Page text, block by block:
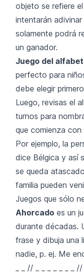
objeto se refiere
intentarán
solamente podrá
un ganador.
Juego del
perfecto para
debe elegir
Luego, revisas el
turnos para
que comienza
Por ejemplo, la
dice Bélgica y así
se queda
familia pueden
Juegos que sólo
Ahorcado es un
durante décadas.
frase y dibuja una
nadie, p. ej. Me
_ _ // _ _ _ _ _ _ _